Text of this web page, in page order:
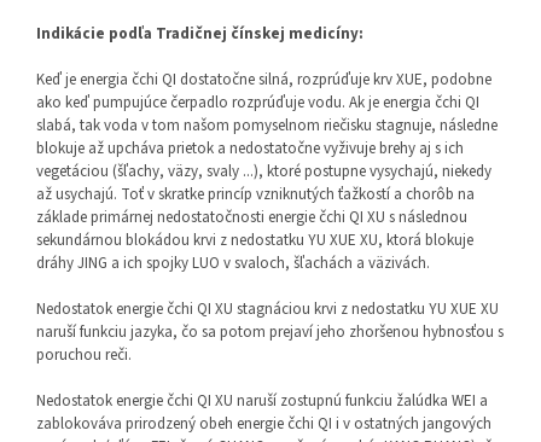
Indikácie podľa Tradičnej čínskej medicíny:
Keď je energia čchi QI dostatočne silná, rozprúďuje krv XUE, podobne
ako keď pumpujúce čerpadlo rozprúďuje vodu. Ak je energia čchi QI
slabá, tak voda v tom našom pomyselnom riečisku stagnuje, následne
blokuje až upcháva prietok a nedostatočne vyživuje brehy aj s ich
vegetáciou (šľachy, väzy, svaly ...), ktoré postupne vysychajú, niekedy
až usychajú. Toť v skratke princíp vzniknutých ťažkostí a chorôb na
základe primárnej nedostatočnosti energie čchi QI XU s následnou
sekundárnou blokádou krvi z nedostatku YU XUE XU, ktorá blokuje
dráhy JING a ich spojky LUO v svaloch, šľachách a väzivách.
Nedostatok energie čchi QI XU stagnáciou krvi z nedostatku YU XUE XU
naruší funkciu jazyka, čo sa potom prejaví jeho zhoršenou hybnosťou s
poruchou reči.
Nedostatok energie čchi QI XU naruší zostupnú funkciu žalúdka WEI a
zablokováva prirodzený obeh energie čchi QI i v ostatných jangových